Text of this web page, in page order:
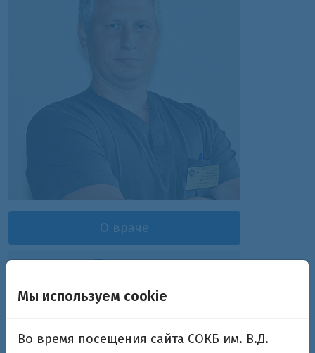
О враче
Мы используем cookie
Во время посещения сайта СОКБ им. В.Д.